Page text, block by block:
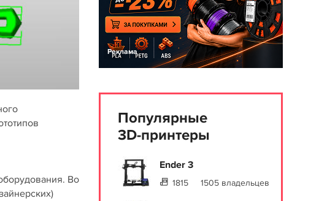
Во
Реклама
Популярные
3D-принтеры
Ender 3
1815 1505 владельцев